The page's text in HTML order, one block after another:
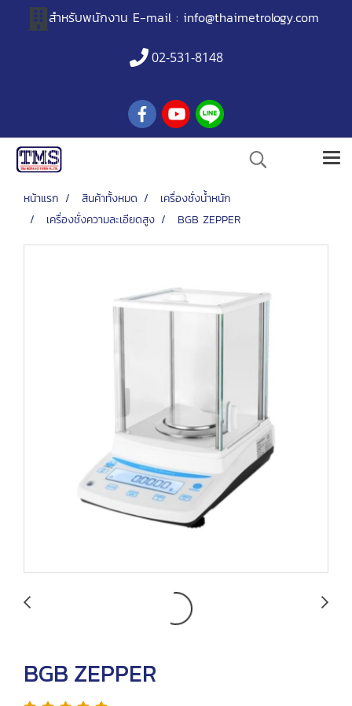
สำหรับพนักงาน E-mail : info@thaimetrology.com
02-531-8148
หน้าแรก สินค้าทั้งหมด
เครื่องชั่งน้ำหนัก
เครื่องชั่งความละเอียดสูง
BGB ZEPPER
BGB ZEPPER